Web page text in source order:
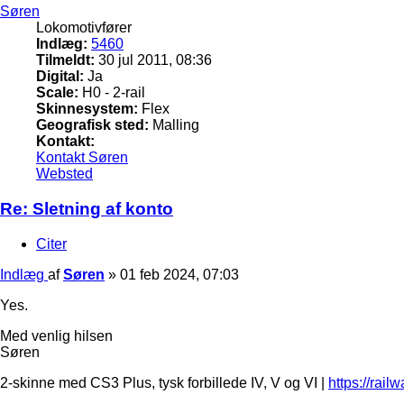
Søren
Lokomotivfører
Indlæg: 5460
Tilmeldt: 30 jul 2011, 08:36
Digital: Ja
Scale: H0 - 2-rail
Skinnesystem: Flex
Geografisk sted: Malling
Kontakt:
Kontakt Søren
Websted
Re: Sletning af konto
Citer
Indlæg afSøren » 01 feb 2024, 07:03
Yes.
Med venlig hilsen
Søren
2-skinne med CS3 Plus, tysk forbillede IV, V og VI |
https://